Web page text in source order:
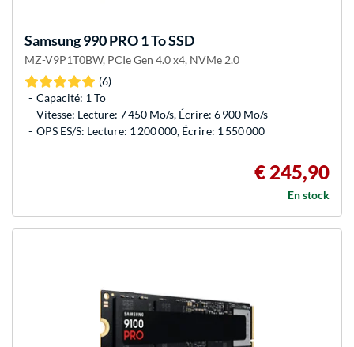
Samsung990 PRO 1 To SSD
MZ-V9P1T0BW, PCIe Gen 4.0 x4, NVMe 2.0
(6)
Capacité: 1 To
Vitesse: Lecture: 7 450 Mo/s, Écrire: 6 900 Mo/s
OPS ES/S: Lecture: 1 200 000, Écrire: 1 550 000
€ 245,90
En stock